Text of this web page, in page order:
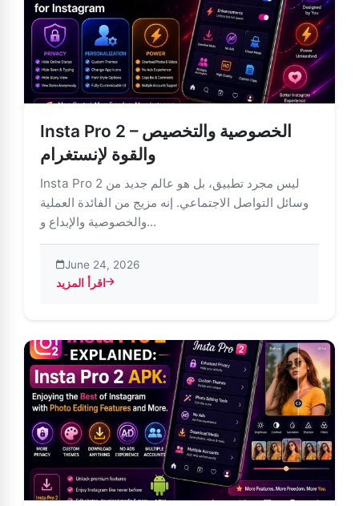
Insta Pro 2 – الخصوصية والتخصيص
والقوة لإنستغرام
Insta Pro 2 ليس مجرد تطبيق، بل هو عالم جديد من
وسائل التواصل الاجتماعي. إنه مزيج من الفائدة العملية
والخصوصية والإبداع و...
June 24, 2026
اقرأ المزيد